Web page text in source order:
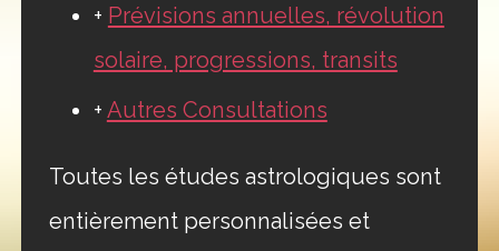
+ Prévisions annuelles, révolution
solaire, progressions, transits
+ Autres Consultations
Toutes les études astrologiques sont
entièrement personnalisées et